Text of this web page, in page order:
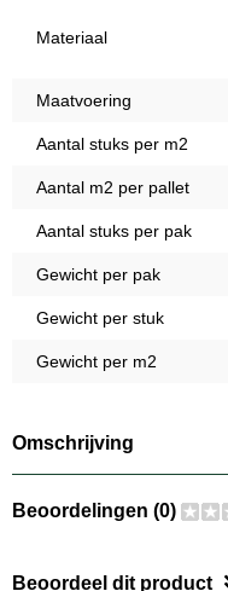
Materiaal
Maatvoering
Aantal stuks per m2
Aantal m2 per pallet
Aantal stuks per pak
Gewicht per pak
Gewicht per stuk
Gewicht per m2
Omschrijving
Beoordelingen (0)
Beoordeel dit product